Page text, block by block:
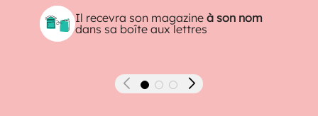
Il recevra son magazineà son nom
dans sa boîte aux lettres
Précédent Suivant